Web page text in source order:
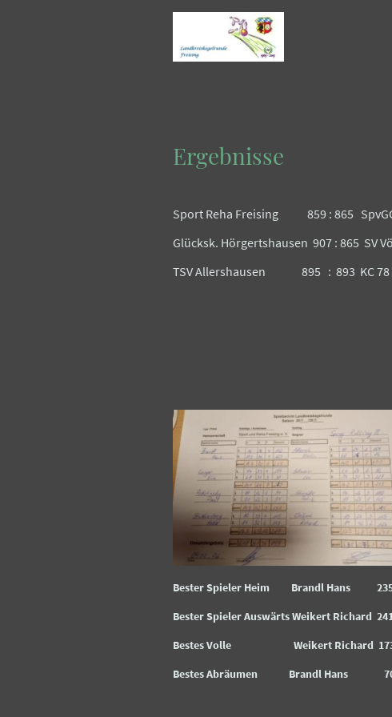
Ergebnisse
Sport Reha Freising 859 : 865
Glücksk. Hörgertshausen 907 : 865 SV
TSV Allershausen 895 : 893 KC 78
Bester Spieler Heim Brandl Hans
Bester Spieler Auswärts Weikert Richard
Bestes Volle Weikert Richard
Bestes Abräumen Brandl Hans